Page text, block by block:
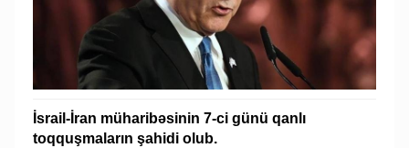
İsrail-İran müharibəsinin 7-ci günü qanlı
toqquşmaların şahidi olub.